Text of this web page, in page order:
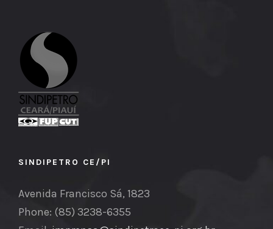
SINDIPETRO CE/PI
Avenida Francisco Sá, 1823
Phone: (85) 3238-6355